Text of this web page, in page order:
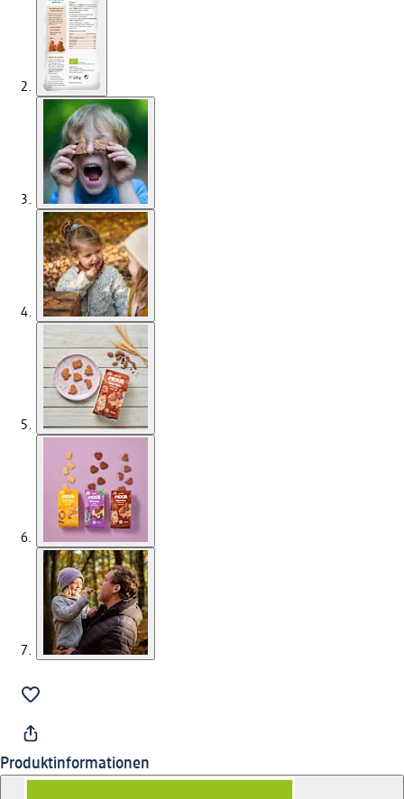
Produktinformationen